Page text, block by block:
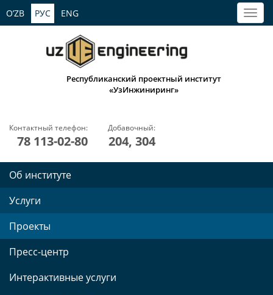
O’ZB РУС ENG
Республиканский проектный институт
«УзИнжиниринг»
Контактный телефон:
78 113-02-80
Добавочный:
204, 304
Об институте
Услуги
Проекты
Пресс-центр
Интерактивные услуги